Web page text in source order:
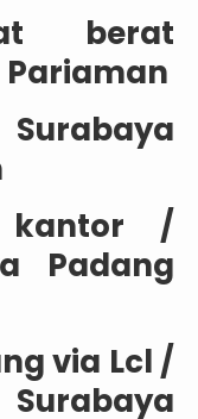
berat
Pariaman
kantor /
Padang
via Lcl /